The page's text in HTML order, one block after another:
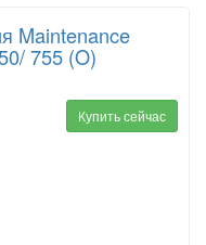
Maintenance
755 (O)
Купить сейчас